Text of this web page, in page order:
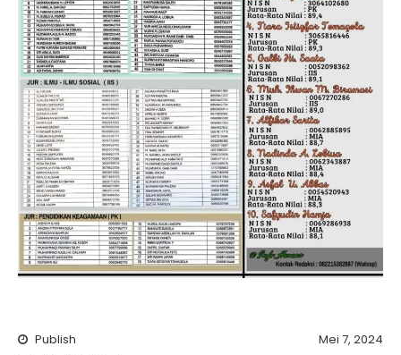
Publish
Mei 7, 2024